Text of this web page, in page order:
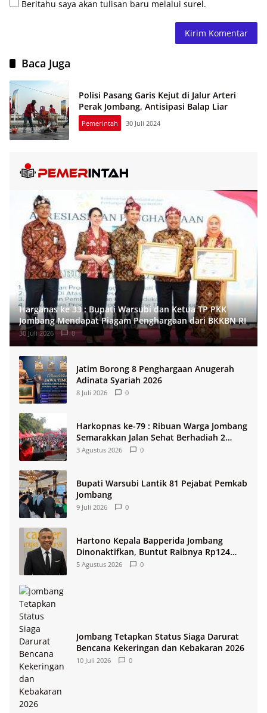
Beritahu saya akan tulisan baru melalui surel.
Baca Juga
Polisi Pasang Garis Kejut di Jalur Arteri
Perak Jombang, Antisipasi Balap Liar
Pemerintah 30 Juli 2024
Harganas ke 33 : Bupati Warsubi dan Ketua TP PKK
Jombang Mendapat Piagam Penghargaan dari BKKBN RI
30 Juli 2026 0
Jatim Borong 8 Penghargaan Anugerah
Adinata Syariah 2026
8 Juli 2026 0
Harkopnas ke-79 : Ribuan Warga Jombang
Semarakkan Jalan Sehat Berhadiah 2
Paket Umroh
3 Agustus 2026 0
Bupati Warsubi Lantik 81 Pejabat Pemkab
Jombang
9 Juli 2026 0
Hartono Kepala Bapperida Jombang
Dinonaktifkan, Buntut Raibnya Rp124
Miliar Kas KPRI Sejahtera
5 Agustus 2026 0
Jombang Tetapkan Status Siaga Darurat
Bencana Kekeringan dan Kebakaran 2026
10 Juli 2026 0